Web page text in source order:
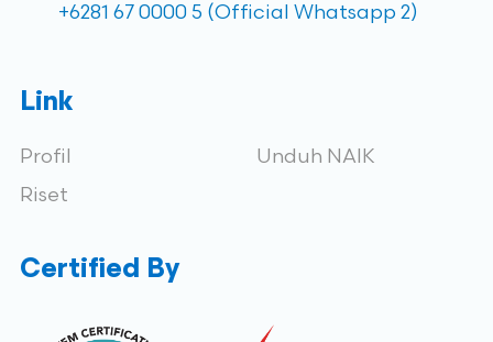
+6281 67 0000 5 (Official Whatsapp 2)
Link
Profil
Riset
Unduh NAIK
Certified By